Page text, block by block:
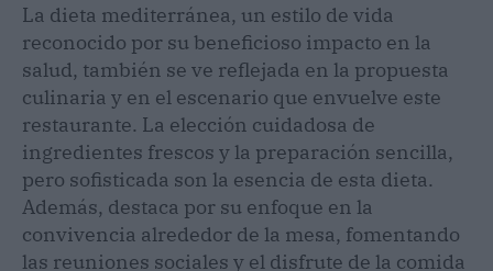
La dieta mediterránea, un estilo de vida
reconocido por su beneficioso impacto en la
salud, también se ve reflejada en la propuesta
culinaria y en el escenario que envuelve este
restaurante. La elección cuidadosa de
ingredientes frescos y la preparación sencilla,
pero sofisticada son la esencia de esta dieta.
Además, destaca por su enfoque en la
convivencia alrededor de la mesa, fomentando
las reuniones sociales y el disfrute de la comida